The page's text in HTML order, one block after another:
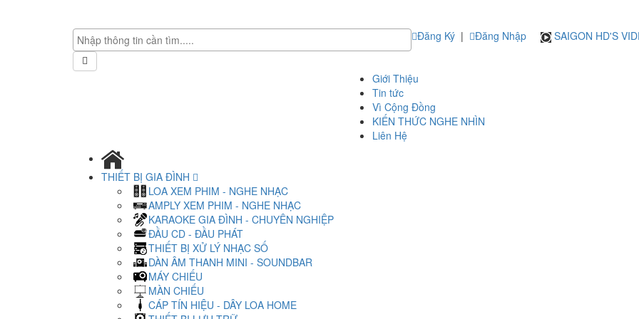
Đăng Ký | Đăng Nhập SAIGON HD'S
Giới Thiệu
Tin tức
Vì Cộng Đồng
KIẾN THỨC NGHE NHÌN
Liên Hệ
THIẾT BỊ GIA ĐÌNH
LOA XEM PHIM - NGHE NHẠC
AMPLY XEM PHIM - NGHE NHẠC
KARAOKE GIA ĐÌNH - CHUYÊN NGHIỆP
ĐẦU CD - ĐẦU PHÁT
THIẾT BỊ XỬ LÝ NHẠC SỐ
DÀN ÂM THANH MINI - SOUNDBAR
MÁY CHIẾU
MÀN CHIẾU
CÁP TÍN HIỆU - DÂY LOA HOME